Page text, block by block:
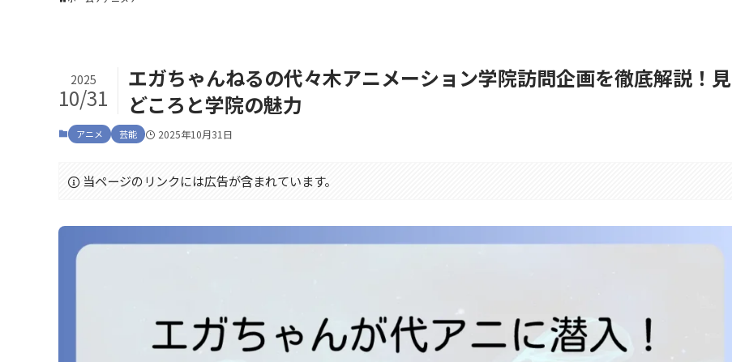
エガちゃんねるの代々木アニメーション学院訪問企画を徹底解説！見
どころと学院の魅力
2025
10/31
アニメ 芸能 2025年10月31日
当ページのリンクには広告が含まれています。